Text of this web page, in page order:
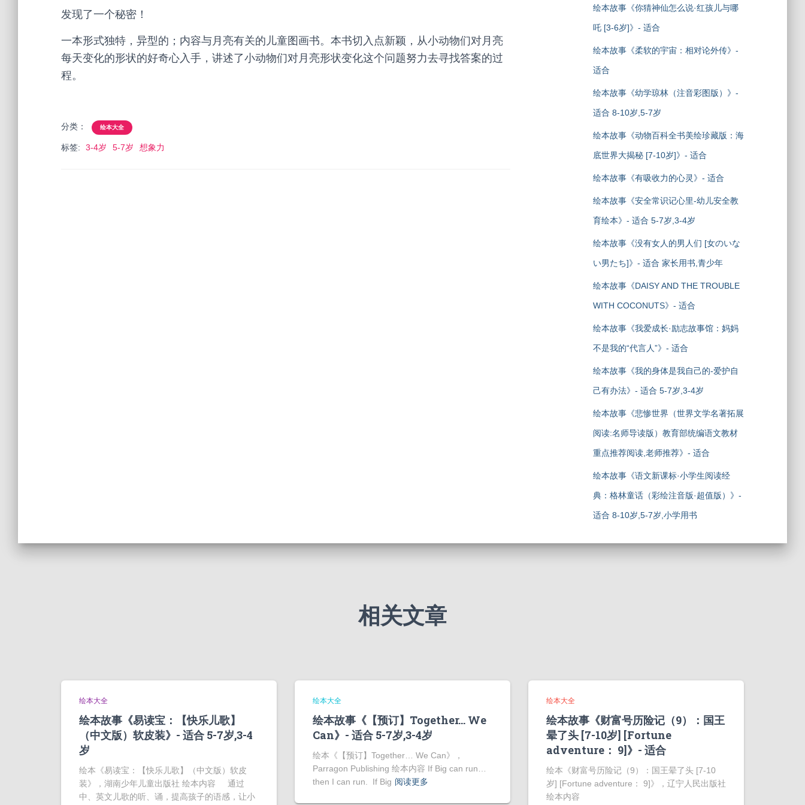
发现了一个秘密！
一本形式独特，异型的；内容与月亮有关的儿童图画书。本书切入点新颖，从小动物们对月亮
每天变化的形状的好奇心入手，讲述了小动物们对月亮形状变化这个问题努力去寻找答案的过
程。
分类： 绘本大全
标签: 3-4岁 5-7岁 想象力
绘本故事《你猜神仙怎么说·红孩儿与哪
吒 [3-6岁]》- 适合
绘本故事《柔软的宇宙：相对论外传》-
适合
绘本故事《幼学琼林（注音彩图版）》-
适合 8-10岁,5-7岁
绘本故事《动物百科全书美绘珍藏版：海
底世界大揭秘 [7-10岁]》- 适合
绘本故事《有吸收力的心灵》- 适合
绘本故事《安全常识记心里-幼儿安全教
育绘本》- 适合 5-7岁,3-4岁
绘本故事《没有女人的男人们 [女のいな
い男たち]》- 适合 家长用书,青少年
绘本故事《DAISY AND THE TROUBLE
WITH COCONUTS》- 适合
绘本故事《我爱成长·励志故事馆：妈妈
不是我的“代言人”》- 适合
绘本故事《我的身体是我自己的-爱护自
己有办法》- 适合 5-7岁,3-4岁
绘本故事《悲惨世界（世界文学名著拓展
阅读:名师导读版）教育部统编语文教材
重点推荐阅读,老师推荐》- 适合
绘本故事《语文新课标·小学生阅读经
典：格林童话（彩绘注音版·超值版）》-
适合 8-10岁,5-7岁,小学用书
相关文章
绘本大全
绘本故事《易读宝：【快乐儿歌】
（中文版）软皮装》- 适合 5-7岁,3-4
岁
绘本《易读宝：【快乐儿歌】（中文版）软皮
装》，湖南少年儿童出版社 绘本内容 通过
中、英文儿歌的听、诵，提高孩子的语感，让小
绘本大全
绘本故事《【预订】Together… We
Can》- 适合 5-7岁,3-4岁
绘本《【预订】Together… We Can》，
Parragon Publishing 绘本内容 If Big can run…
then I can run. If Big 阅读更多
绘本大全
绘本故事《财富号历险记（9）：国王
晕了头 [7-10岁] [Fortune
adventure： 9]》- 适合
绘本《财富号历险记（9）：国王晕了头 [7-10
岁] [Fortune adventure： 9]》，辽宁人民出版社
绘本内容